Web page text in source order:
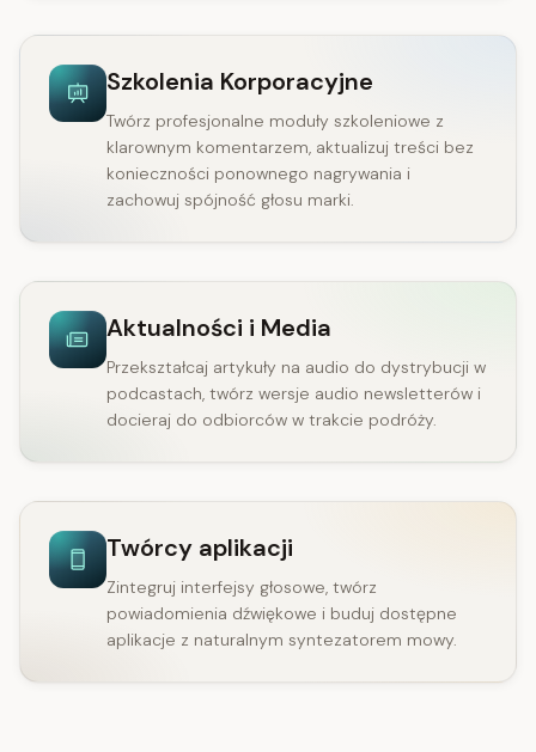
Szkolenia Korporacyjne
Twórz profesjonalne moduły szkoleniowe z
klarownym komentarzem, aktualizuj treści bez
konieczności ponownego nagrywania i
zachowuj spójność głosu marki.
Aktualności i Media
Przekształcaj artykuły na audio do dystrybucji w
podcastach, twórz wersje audio newsletterów i
docieraj do odbiorców w trakcie podróży.
Twórcy aplikacji
Zintegruj interfejsy głosowe, twórz
powiadomienia dźwiękowe i buduj dostępne
aplikacje z naturalnym syntezatorem mowy.